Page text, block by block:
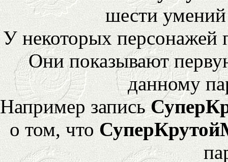
шести
У некоторых персонажей
Они показывают
данному
Например запись
о том, что